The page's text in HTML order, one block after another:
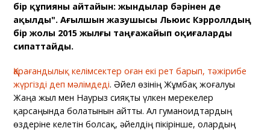
бір құпияны айтайын: жындылар бәрінен де
ақылды". Ағылшын жазушысы Льюис Кэрроллдың
бір жолы 2015 жылғы таңғажайып оқиғаларды
сипаттайды.
Қарағандылық келімсектер оған екі рет барып, тәжірибе
жүргізді деп мәлімдеді. Әйел өзінің Жұмбақ жоғалуы
Жаңа жыл мен Наурыз сияқты үлкен мерекелер
қарсаңында болатынын айтты. Ал гуманоидтардың
өздеріне келетін болсақ, әйелдің пікірінше, олардың